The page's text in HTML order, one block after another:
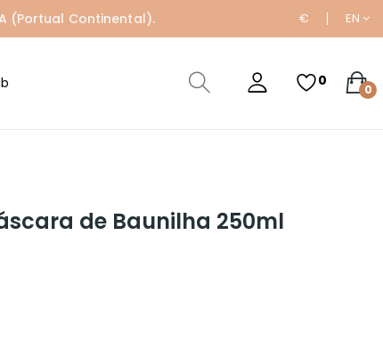
(Portual Continental). € EN
0
0
de Baunilha 250ml